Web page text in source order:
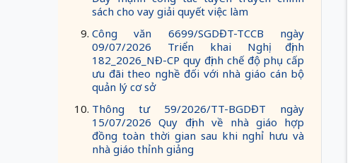
sách cho vay giải quyết việc làm
Công văn 6699/SGDĐT-TCCB ngày
09/07/2026 Triển khai Nghị định
182_2026_NĐ-CP quy định chế độ phụ cấp
ưu đãi theo nghề đối với nhà giáo cán bộ
quản lý cơ sở
Thông tư 59/2026/TT-BGDĐT ngày
15/07/2026 Quy định về nhà giáo hợp
đồng toàn thời gian sau khi nghỉ hưu và
nhà giáo thỉnh giảng